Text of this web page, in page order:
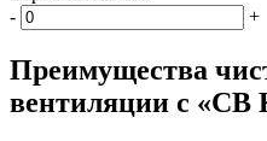
-
+
Преимущества
вентиляции с «СВ